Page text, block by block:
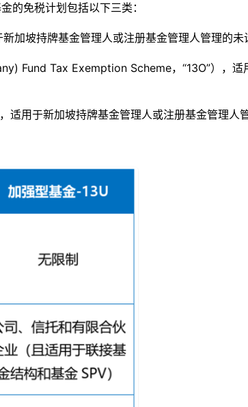
的免税计划包括以下三类：
坡持牌基金管理人或注册基金管理人管理的未
Fund Tax Exemption Scheme，“13O”），适
用于新加坡持牌基金管理人或注册基金管理人